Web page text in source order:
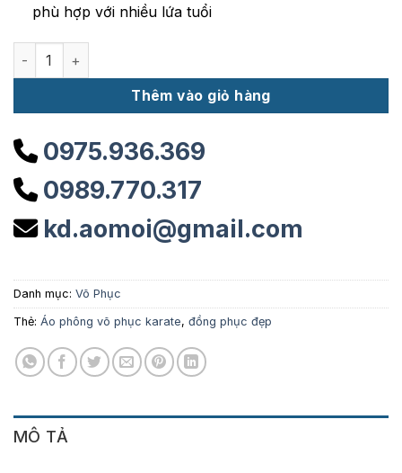
phù hợp với nhiều lứa tuổi
Võ phục Karate- Áo phông karate số lượng
Thêm vào giỏ hàng
0975.936.369
0989.770.317
kd.aomoi@gmail.com
Danh mục: Võ Phục
Thẻ: Áo phông võ phục karate, đồng phục đẹp
MÔ TẢ